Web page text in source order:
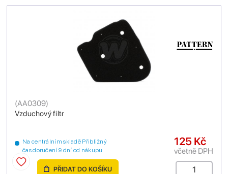
Vzduchový filtr
(AA0309)
Na centrálním skladě Přibližný
čas doručení 9 dní od nákupu
125 Kč
včetně DPH
PŘIDAT DO KOŠÍKU